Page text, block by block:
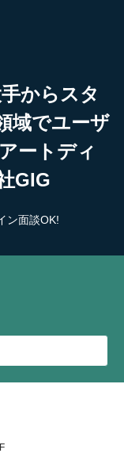
からスタ
域でユーザ
ートディ
GIG
ン面談OK!